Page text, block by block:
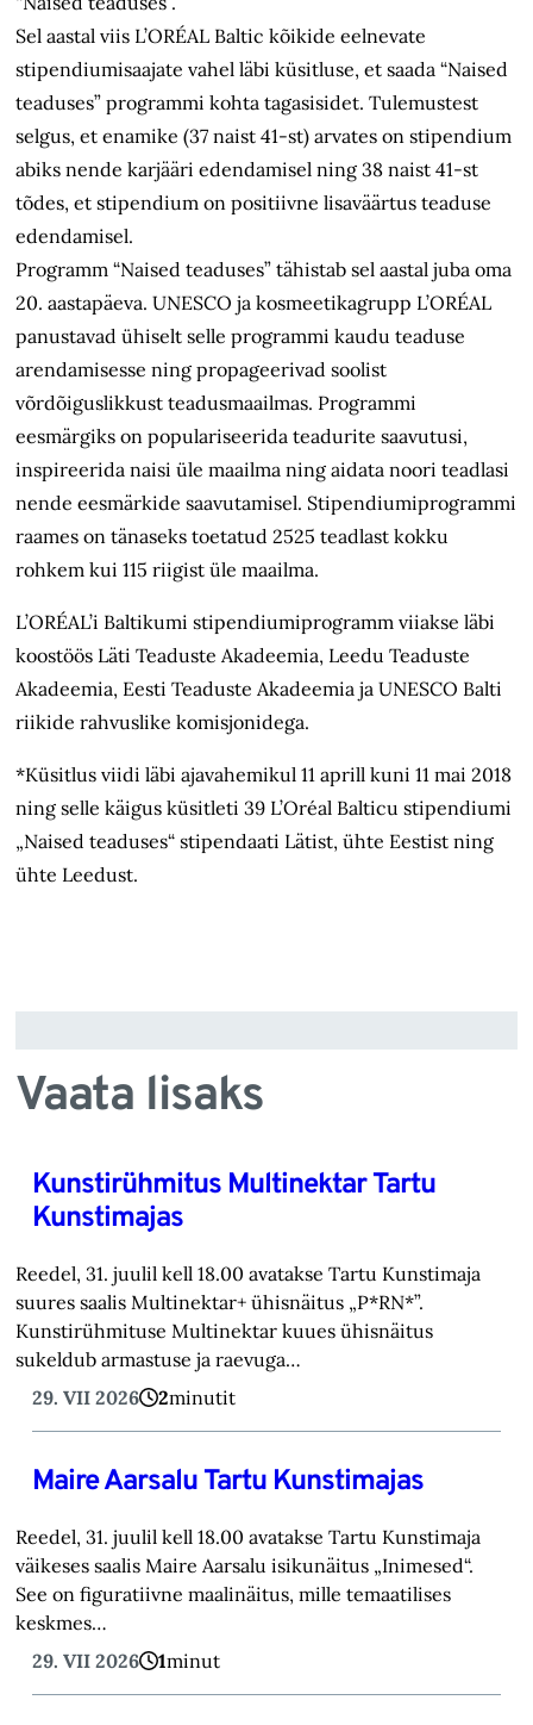
Sel aastal viis L’ORÉAL Baltic kõikide eelnevate
stipendiumisaajate vahel läbi küsitluse, et saada “Naised
teaduses” programmi kohta tagasisidet. Tulemustest
selgus, et enamike (37 naist 41-st) arvates on stipendium
abiks nende karjääri edendamisel ning 38 naist 41-st
tõdes, et stipendium on positiivne lisaväärtus teaduse
edendamisel.
Programm “Naised teaduses” tähistab sel aastal juba oma
20. aastapäeva. UNESCO ja kosmeetikagrupp L’ORÉAL
panustavad ühiselt selle programmi kaudu teaduse
arendamisesse ning propageerivad soolist
võrdõiguslikkust teadusmaailmas. Programmi
eesmärgiks on populariseerida teadurite saavutusi,
inspireerida naisi üle maailma ning aidata noori teadlasi
nende eesmärkide saavutamisel. Stipendiumiprogrammi
raames on tänaseks toetatud 2525 teadlast kokku
rohkem kui 115 riigist üle maailma.
L’ORÉAL’i Baltikumi stipendiumiprogramm viiakse läbi
koostöös Läti Teaduste Akadeemia, Leedu Teaduste
Akadeemia, Eesti Teaduste Akadeemia ja UNESCO Balti
riikide rahvuslike komisjonidega.
*Küsitlus viidi läbi ajavahemikul 11 aprill kuni 11 mai 2018
ning selle käigus küsitleti 39 L’Oréal Balticu stipendiumi
„Naised teaduses“ stipendaati Lätist, ühte Eestist ning
ühte Leedust.
Vaata lisaks
Kunstirühmitus Multinektar Tartu
Kunstimajas
Reedel, 31. juulil kell 18.00 avatakse Tartu Kunstimaja
suures saalis Multinektar+ ühisnäitus „P*RN*”.
Kunstirühmituse Multinektar kuues ühisnäitus
sukeldub armastuse ja raevuga…
29. VII 2026
2minutit
Maire Aarsalu Tartu Kunstimajas
Reedel, 31. juulil kell 18.00 avatakse Tartu Kunstimaja
väikeses saalis Maire Aarsalu isikunäitus „Inimesed“.
See on figuratiivne maalinäitus, mille temaatilises
keskmes…
29. VII 2026
1minut